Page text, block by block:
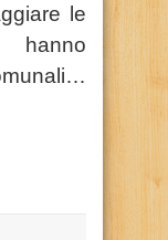
le
hanno